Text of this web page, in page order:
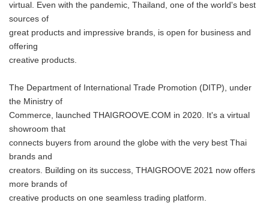
virtual. Even with the pandemic, Thailand, one of the world's best
sources of
great products and impressive brands, is open for business and
offering
creative products.
The Department of International Trade Promotion (DITP), under
the Ministry of
Commerce, launched THAIGROOVE.COM in 2020. It's a virtual
showroom that
connects buyers from around the globe with the very best Thai
brands and
creators. Building on its success, THAIGROOVE 2021 now offers
more brands of
creative products on one seamless trading platform.